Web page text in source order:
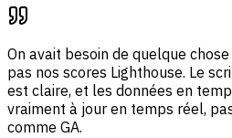
On avait besoin de quelque
pas nos scores Lighthouse. Le
est claire, et les données en
vraiment à jour en temps réel,
comme GA.